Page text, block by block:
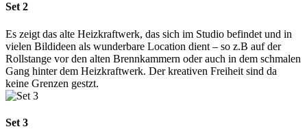
Set 2
Es zeigt das alte Heizkraftwerk, das sich im Studio befindet und in
vielen Bildideen als wunderbare Location dient – so z.B auf der
Rollstange vor den alten Brennkammern oder auch in dem schmalen
Gang hinter dem Heizkraftwerk. Der kreativen Freiheit sind da
keine Grenzen gestzt.
Set 3